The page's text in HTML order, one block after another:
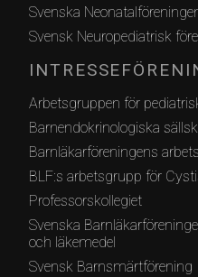
Svenska
Svensk Neuropediatrisk
Arbetsgruppen för
Barnendokrinologiska
Barnläkarföreningens
BLF:s arbetsgrupp för
Professorskollegiet
Svenska
och läkemedel
Svensk Barnsmärtförening